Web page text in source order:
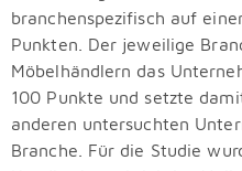
branchenspezifisch auf
Punkten. Der jeweilige
Möbelhändlern das
100 Punkte und setzte
anderen untersuchten
Branche. Für die Studie